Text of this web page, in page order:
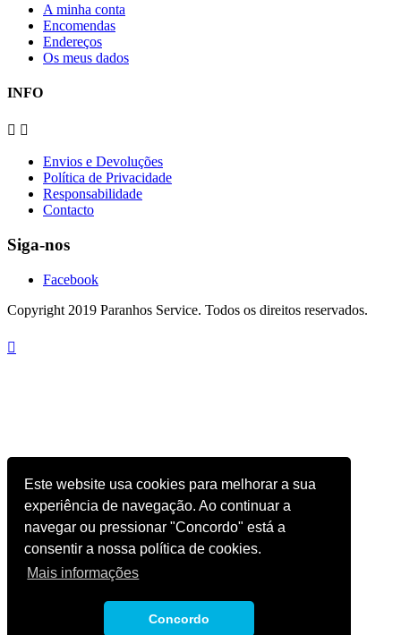
Este website usa cookies para melhorar a sua
experiência de navegação. Ao continuar a
navegar ou pressionar "Concordo" está a
consentir a nossa política de cookies.
Mais informações
Concordo
A minha conta
Encomendas
Endereços
Os meus dados
INFO
 
Envios e Devoluções
Política de Privacidade
Responsabilidade
Contacto
Siga-nos
Facebook
Copyright 2019 Paranhos Service. Todos os direitos reservados.
